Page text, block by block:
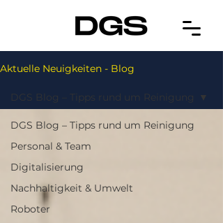
Aktuelle Neuigkeiten - Blog
DGS Blog – Tipps rund um Reinigung
Personal & Team
Digitalisierung
Nachhaltigkeit & Umwelt
Roboter
DGS Blog – Tipps rund um Reinigung